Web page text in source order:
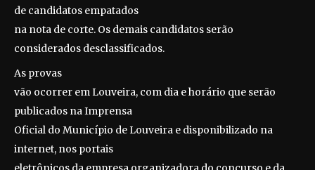
de candidatos empatados
na nota de corte. Os demais candidatos serão
considerados desclassificados.
As provas
vão ocorrer em Louveira, com dia e horário que serão
publicados na Imprensa
Oficial do Município de Louveira e disponibilizado na
internet, nos portais